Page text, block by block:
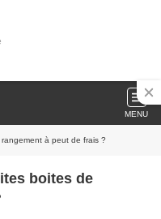
MENU
à peut de frais ?
boites de